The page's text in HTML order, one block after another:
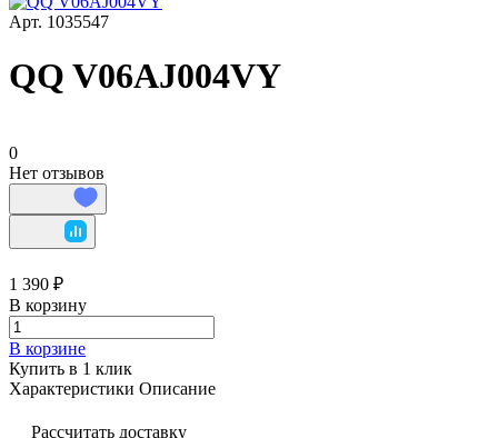
Арт. 1035547
QQ V06AJ004VY
0
Нет отзывов
1 390 ₽
В корзину
В корзине
Купить в 1 клик
Характеристики Описание
Рассчитать доставку